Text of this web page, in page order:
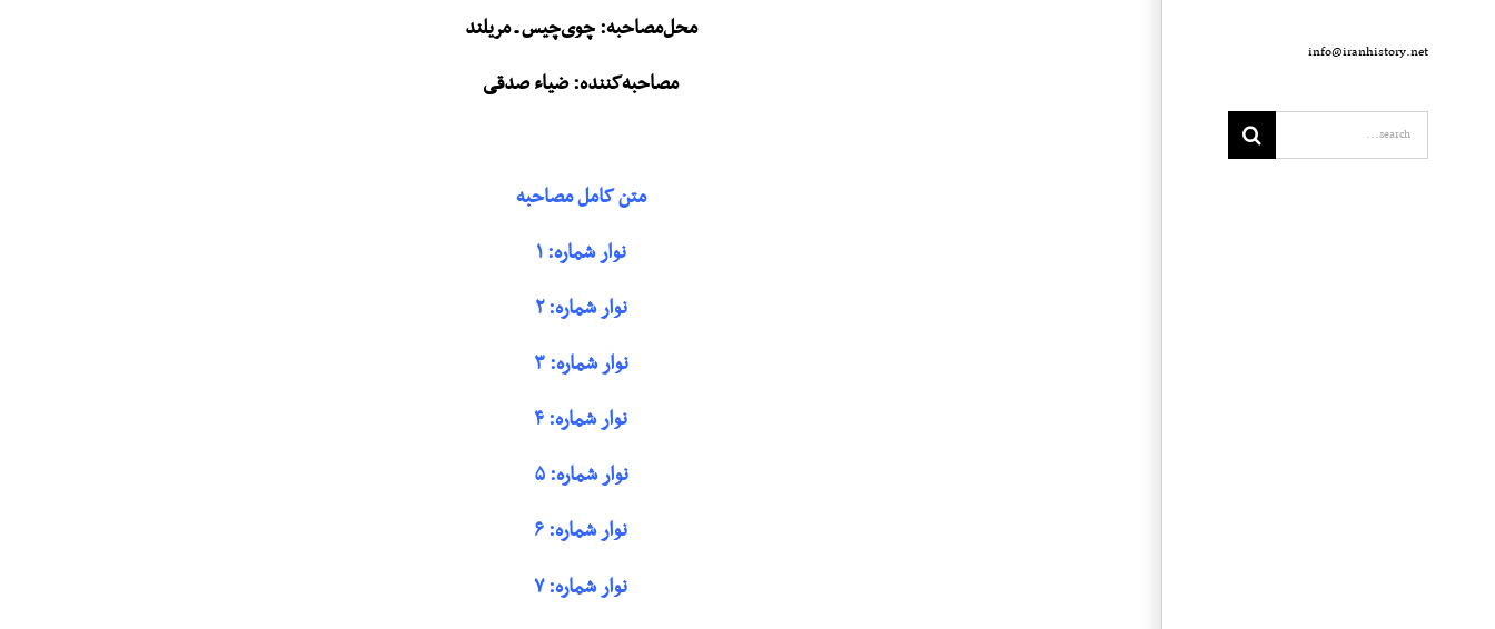
info@iranhistory.net
محل‌مصاحبه: چوی‌چیس ـ مریلند
مصاحبه‌کننده: ضیاء صدقی
متن کامل مصاحبه
نوار شماره: ۱
نوار شماره: ۲
نوار شماره: ۳
نوار شماره: ۴
نوار شماره: ۵
نوار شماره: ۶
نوار شماره: ۷